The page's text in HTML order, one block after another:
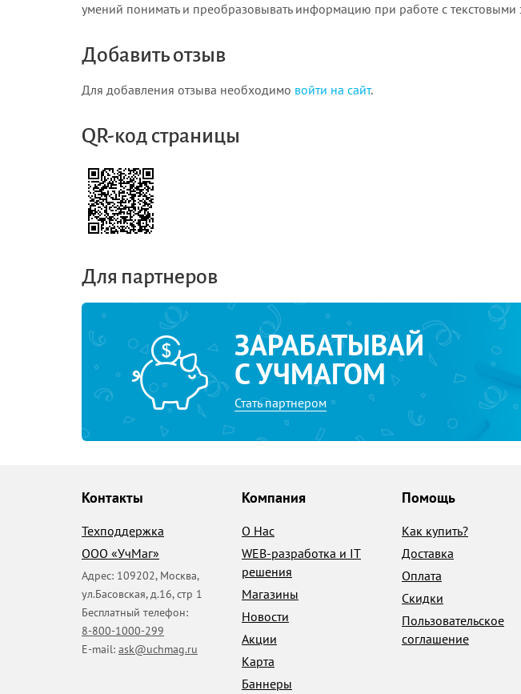
умений понимать и преобразовывать информацию при работе с
Добавить отзыв
Для добавления отзыва необходимо войти на сайт.
QR-код страницы
Для партнеров
ЗАРАБАТЫВАЙ
С УЧМАГОМ
Стать партнером
Контакты
Техподдержка
ООО «УчМаг»
Адрес: 109202, Москва,
ул.Басовская, д.16, стр 1
Бесплатный телефон:
8-800-1000-299
E-mail: ask@uchmag.ru
Компания
О Нас
WEB-разработка и IT
решения
Магазины
Новости
Акции
Карта
Баннеры
Помощь
Как купить?
Доставка
Оплата
Скидки
Пользовательское
соглашение